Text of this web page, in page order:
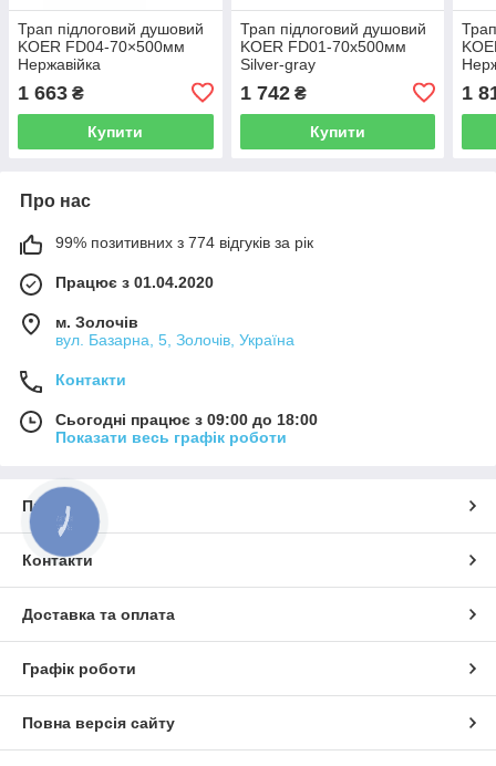
Трап підлоговий душовий
KOER FD04-70×500мм
Нержавійка
1 663 ₴
Купити
Трап підлоговий душовий
KOER FD01-70x500мм
Silver-gray
1 742₴
Купити
1
Про нас
99% позитивних з 774 відгуків за рік
Працює з 01.04.2020
м. Золочів
вул. Базарна, 5, Золочів, Україна
Контакти
Сьогодні працює з 09:00 до 18:00
Показати весь графік роботи
Про нас
Контакти
Доставка та оплата
Графік роботи
Повна версія сайту
КНОПКА
ЗВ'ЯЗКУ